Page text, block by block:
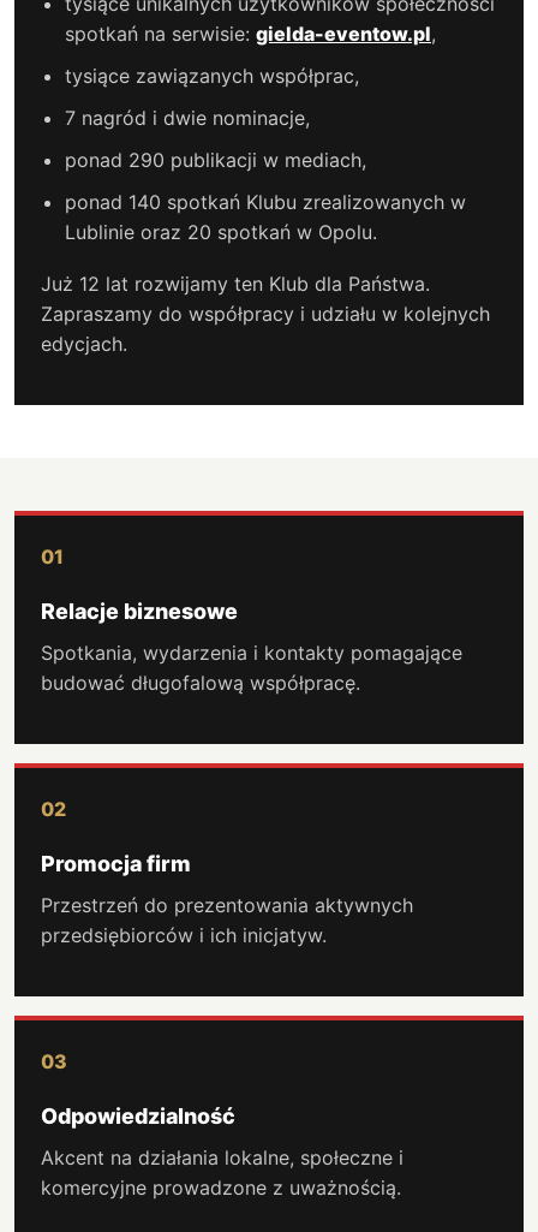
spotkań na serwisie: gielda-eventow.pl,
tysiące zawiązanych współprac,
7 nagród i dwie nominacje,
ponad 290 publikacji w mediach,
ponad 140 spotkań Klubu zrealizowanych w
Lublinie oraz 20 spotkań w Opolu.
Już 12 lat rozwijamy ten Klub dla Państwa.
Zapraszamy do współpracy i udziału w kolejnych
edycjach.
01
Relacje biznesowe
Spotkania, wydarzenia i kontakty pomagające
budować długofalową współpracę.
02
Promocja firm
Przestrzeń do prezentowania aktywnych
przedsiębiorców i ich inicjatyw.
03
Odpowiedzialność
Akcent na działania lokalne, społeczne i
komercyjne prowadzone z uważnością.